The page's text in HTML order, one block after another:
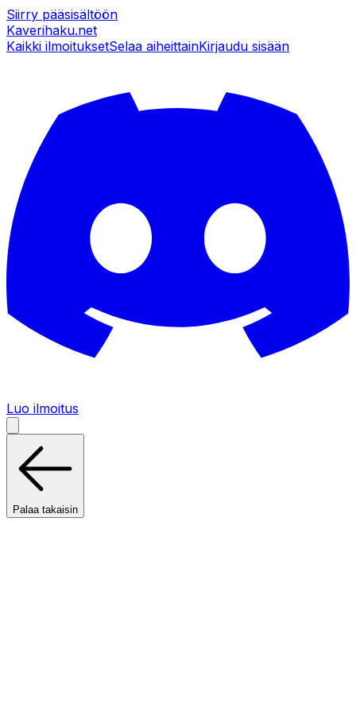
Siirry pääsisältöön
Kaverihaku.net
Kaikki ilmoituksetSelaa aiheittainKirjaudu sisään
Luo ilmoitus
Palaa takaisin